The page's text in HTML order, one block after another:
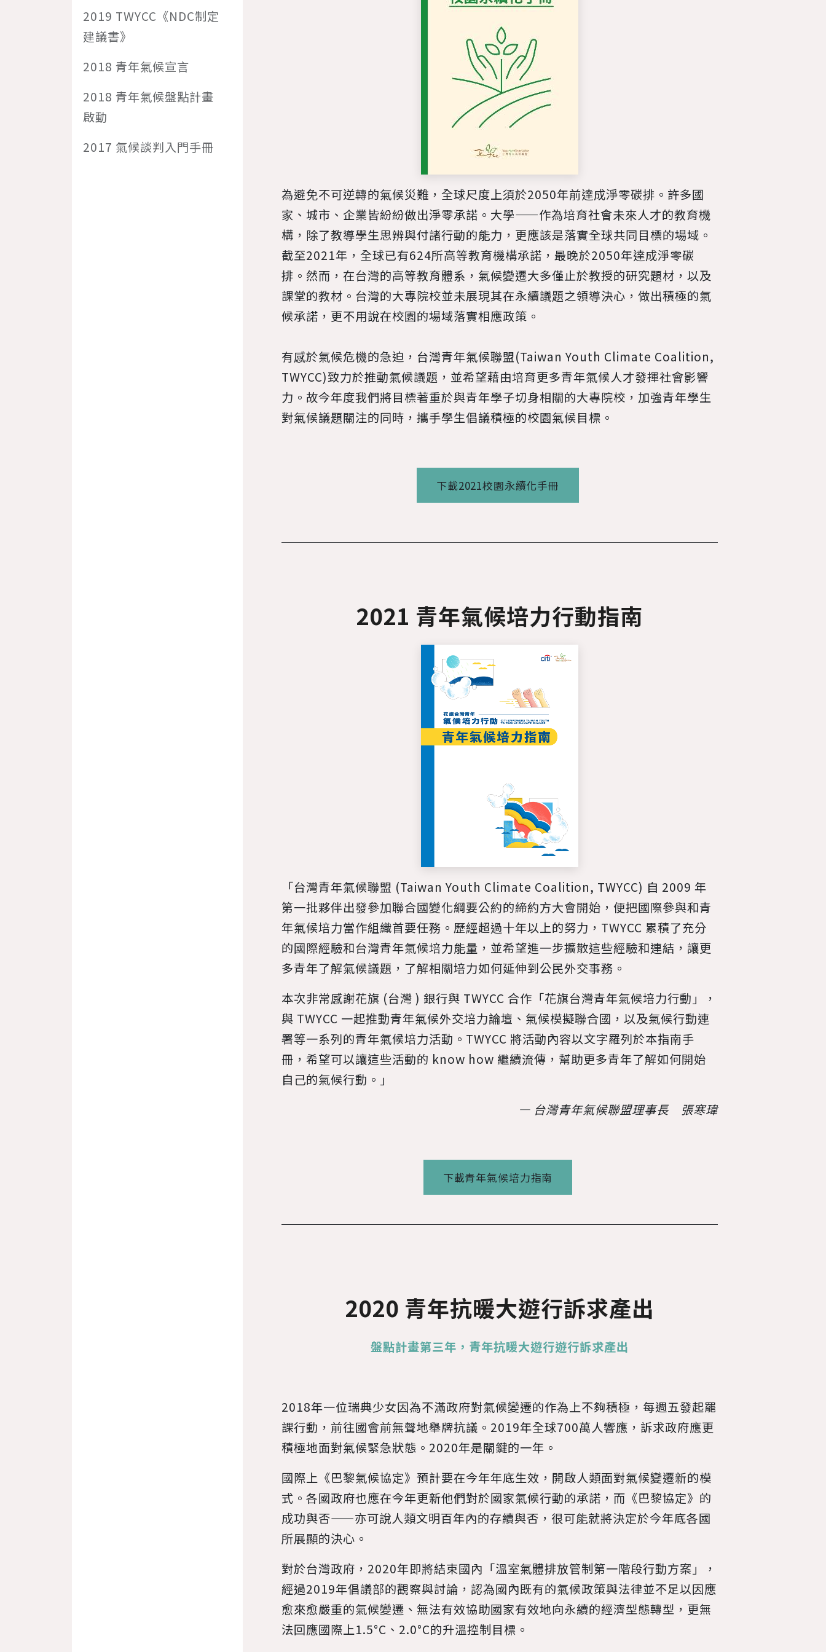
2019 TWYCC《NDC制定
建議書》
2018 青年氣候宣言
2018 青年氣候盤點計畫
啟動
2017 氣候談判入門手冊
為避免不可逆轉的氣候災難，全球尺度上須於2050年前達成淨零碳排。許多國
家、城市、企業皆紛紛做出淨零承諾。大學——作為培育社會未來人才的教育機
構，除了教導學生思辨與付諸行動的能力，更應該是落實全球共同目標的場域。
截至2021年，全球已有624所高等教育機構承諾，最晚於2050年達成淨零碳
排。然而，在台灣的高等教育體系，氣候變遷大多僅止於教授的研究題材，以及
課堂的教材。台灣的大專院校並未展現其在永續議題之領導決心，做出積極的氣
候承諾，更不用說在校園的場域落實相應政策。
有感於氣候危機的急迫，台灣青年氣候聯盟(Taiwan Youth Climate Coalition,
TWYCC)致力於推動氣候議題，並希望藉由培育更多青年氣候人才發揮社會影響
力。故今年度我們將目標著重於與青年學子切身相關的大專院校，加強青年學生
對氣候議題關注的同時，攜手學生倡議積極的校園氣候目標。
下載2021校園永續化手冊
2021 青年氣候培力行動指南
「台灣青年氣候聯盟 (Taiwan Youth Climate Coalition, TWYCC) 自 2009 年
第一批夥伴出發參加聯合國變化綱要公約的締約方大會開始，便把國際參與和青
年氣候培力當作組織首要任務。歷經超過十年以上的努力，TWYCC 累積了充分
的國際經驗和台灣青年氣候培力能量，並希望進一步擴散這些經驗和連結，讓更
多青年了解氣候議題，了解相關培力如何延伸到公民外交事務。
本次非常感謝花旗 (台灣 ) 銀行與 TWYCC 合作「花旗台灣青年氣候培力行動」，
與 TWYCC 一起推動青年氣候外交培力論壇、氣候模擬聯合國，以及氣候行動連
署等一系列的青年氣候培力活動。TWYCC 將活動內容以文字羅列於本指南手
冊，希望可以讓這些活動的 know how 繼續流傳，幫助更多青年了解如何開始
自己的氣候行動。」
— 台灣青年氣候聯盟理事長 張寒瑋
下載青年氣候培力指南
2020 青年抗暖大遊行訴求產出
盤點計畫第三年，青年抗暖大遊行遊行訴求產出
2018年一位瑞典少女因為不滿政府對氣候變遷的作為上不夠積極，每週五發起罷
課行動，前往國會前無聲地舉牌抗議。2019年全球700萬人響應，訴求政府應更
積極地面對氣候緊急狀態。2020年是關鍵的一年。
國際上《巴黎氣候協定》預計要在今年年底生效，開啟人類面對氣候變遷新的模
式。各國政府也應在今年更新他們對於國家氣候行動的承諾，而《巴黎協定》的
成功與否——亦可說人類文明百年內的存續與否，很可能就將決定於今年底各國
所展顯的決心。
對於台灣政府，2020年即將結束國內「溫室氣體排放管制第一階段行動方案」，
經過2019年倡議部的觀察與討論，認為國內既有的氣候政策與法律並不足以因應
愈來愈嚴重的氣候變遷、無法有效協助國家有效地向永續的經濟型態轉型，更無
法回應國際上1.5°C、2.0°C的升溫控制目標。